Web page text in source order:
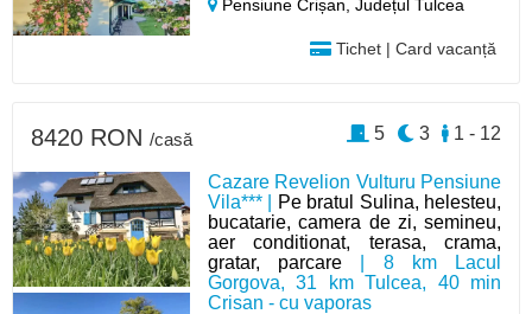
Pensiune Crișan,Județul Tulcea
Tichet | Card vacanță
Cazare Revelion Vulturu Pensiune
Vila*** |
Pe bratul Sulina, helesteu,
bucatarie, camera de zi, semineu,
aer conditionat, terasa, crama,
gratar, parcare | 8 km Lacul
Gorgova, 31 km Tulcea, 40 min
Crisan - cu vaporas
8420 RON /casă 1 - 12
3
5